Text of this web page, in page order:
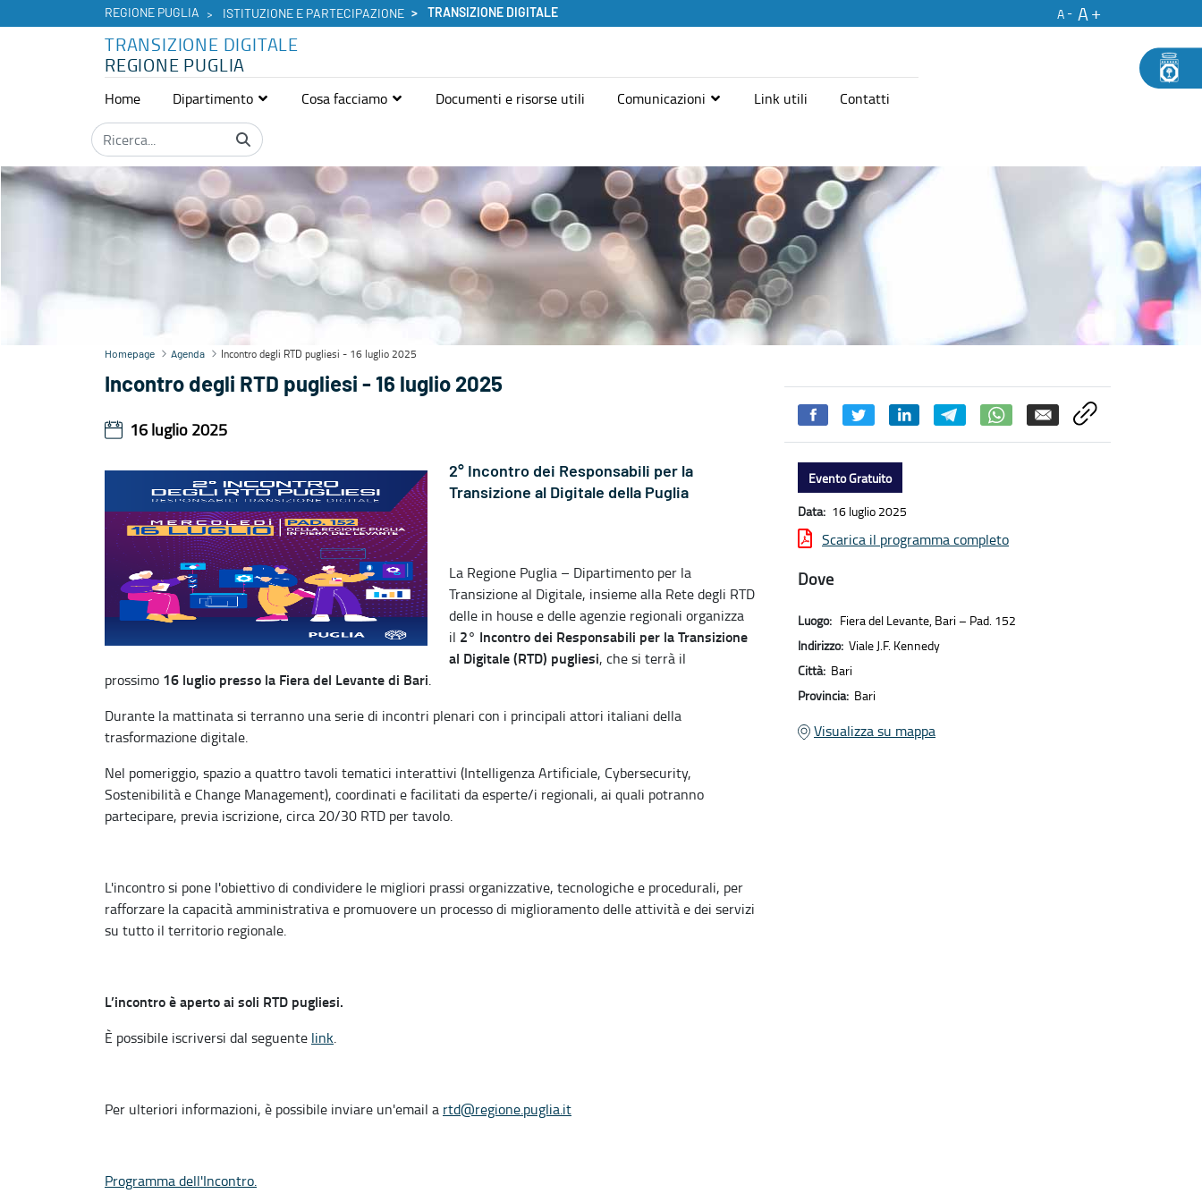
REGIONE PUGLIA ISTITUZIONE E PARTECIPAZIONE TRANSIZIONE DIGITALE A
A
TRANSIZIONE DIGITALE
REGIONE PUGLIA
Home Dipartimento Cosa facciamo Documenti e risorse utili Comunicazioni Link utili Contatti
Agenda - Transizione digitale
Homepage Agenda Incontro degli RTD pugliesi - 16 luglio 2025
Incontro degli RTD pugliesi - 16 luglio 2025
16 luglio 2025
2° Incontro dei Responsabili per la
Transizione al Digitale della Puglia
La Regione Puglia – Dipartimento per la
Transizione al Digitale, insieme alla Rete degli RTD
delle in house e delle agenzie regionali organizza
il 2° Incontro dei Responsabili per la Transizione
al Digitale (RTD) pugliesi, che si terrà il
prossimo 16 luglio presso la Fiera del Levante di Bari.
Durante la mattinata si terranno una serie di incontri plenari con i principali attori italiani della
trasformazione digitale.
Nel pomeriggio, spazio a quattro tavoli tematici interattivi (Intelligenza Artificiale, Cybersecurity,
Sostenibilità e Change Management), coordinati e facilitati da esperte/i regionali, ai quali potranno
partecipare, previa iscrizione, circa 20/30 RTD per tavolo.
L'incontro si pone l'obiettivo di condividere le migliori prassi organizzative, tecnologiche e procedurali, per
rafforzare la capacità amministrativa e promuovere un processo di miglioramento delle attività e dei servizi
su tutto il territorio regionale.
L’incontro è aperto ai soli RTD pugliesi.
È possibile iscriversi dal seguente link.
Per ulteriori informazioni, è possibile inviare un'email a rtd@regione.puglia.it
Programma dell'Incontro.
Evento Gratuito
Data: 16 luglio 2025
Scarica il programma completo
Dove
Luogo: Fiera del Levante, Bari – Pad. 152
Indirizzo: Viale J.F. Kennedy
Città: Bari
Provincia: Bari
Visualizza su mappa